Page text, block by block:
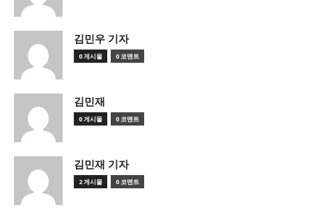
김민우 기자
0 게시물 0 코멘트
김민재
0 게시물 0 코멘트
김민재 기자
2 게시물 0 코멘트